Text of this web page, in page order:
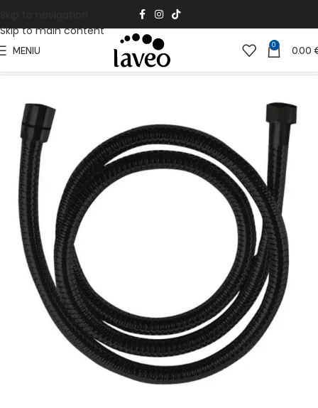
Skip to main content
MENIU 0 0.00
Pradžia Vonios Kambariui Vonios aksesuarai